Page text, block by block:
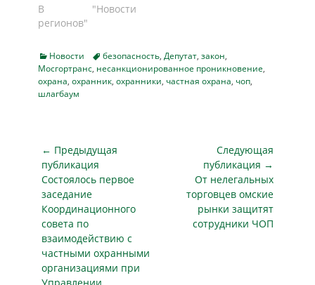
В "Новости
регионов"
Categories
Новости Tagsбезопасность, Депутат, закон,
Мосгортранс, несанкционированное проникновение,
охрана, охранник, охранники, частная охрана, чоп,
шлагбаум
Навигация
по
записям
← Предыдущая
публикация
Предыдущая
публикация
Состоялось первое
заседание
Координационного
совета по
взаимодействию с
частными охранными
организациями при
Следующая
публикация →
Следующая
публикация
От нелегальных
торговцев омские
рынки защитят
сотрудники ЧОП